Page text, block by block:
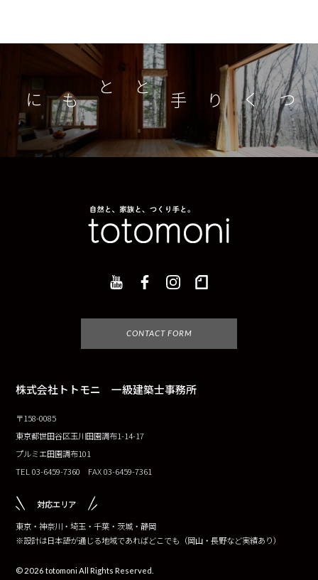
つくり手とともに
CONTACT FORM
株式会社トトモニ 一級建築士事務所
〒158-0085
東京都世田谷区玉川田園調布1-14-17
プルミエ田園調布101
TEL 03-6459-7360 FAX 03-6459-7361
対応エリア
東京・神奈川・埼玉・千葉・茨城・静岡
※設計は日本語が通じる地域であればどこでも（岡山・長野など実績あり）
© 2026 totomoni All Rights Reserved.